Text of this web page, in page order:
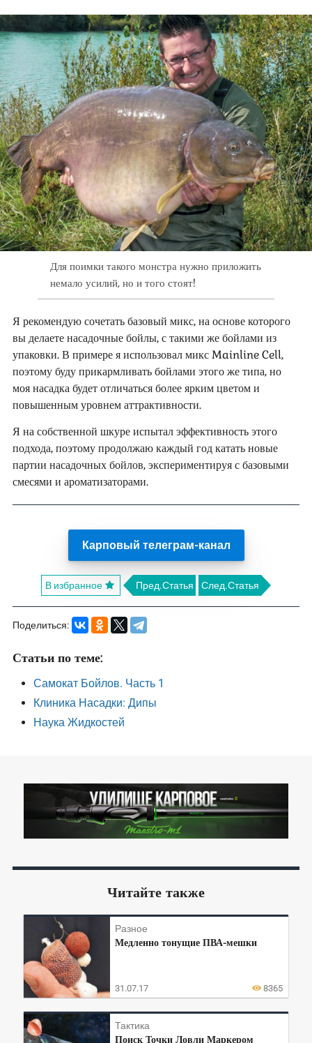
Для поимки такого монстра нужно приложить
немало усилий, но и того стоят!
Я рекомендую сочетать базовый микс, на основе которого
вы делаете насадочные бойлы, с такими же бойлами из
упаковки. В примере я использовал микс Mainline Cell,
поэтому буду прикармливать бойлами этого же типа, но
моя насадка будет отличаться более ярким цветом и
повышенным уровнем аттрактивности.
Я на собственной шкуре испытал эффективность этого
подхода, поэтому продолжаю каждый год катать новые
партии насадочных бойлов, экспериментируя с базовыми
смесями и ароматизаторами.
Карповый телеграм-канал
В избранное Пред.Статья След.Статья
Поделиться:
Статьи по теме:
Самокат Бойлов. Часть 1
Клиника Насадки: Дипы
Наука Жидкостей
Читайте также
Разное
Медленно тонущие ПВА-мешки
31.07.17 8365
Тактика
Поиск Точки Ловли Маркером